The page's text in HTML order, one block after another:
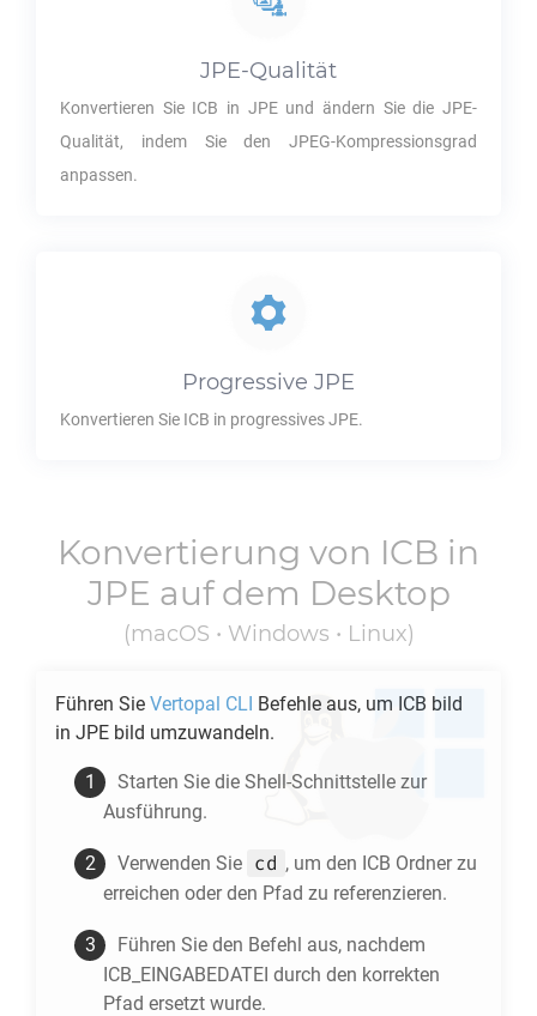
JPE-Qualität
Konvertieren Sie ICB in JPEund ändern Sie dieJPE-
Qualität, indem Sie den JPEG-Kompressionsgrad
anpassen.
Progressive JPE
Konvertieren Sie ICB in progressivesJPE.
Konvertierung von ICB in
JPE auf dem Desktop
(macOS • Windows • Linux)
Führen Sie Vertopal CLI Befehle aus, um ICB bild
in JPE bild umzuwandeln.
Starten Sie die Shell-Schnittstelle zur
Ausführung.
Verwenden Sie cd , um den ICB Ordner zu
erreichen oder den Pfad zu referenzieren.
Führen Sie den Befehl aus, nachdem
ICB_EINGABEDATEI durch den korrekten
Pfad ersetzt wurde.